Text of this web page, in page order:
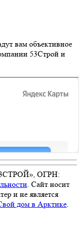
вам объективное
53Строй и
ОГРН:
. Сайт носит
и не является
дом в Арктике.